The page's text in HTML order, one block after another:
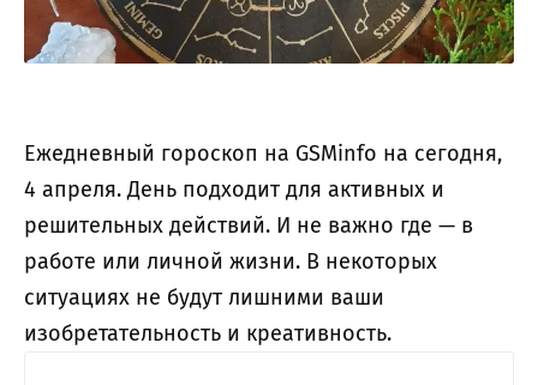
Ежедневный гороскоп на GSMinfo на сегодня,
4 апреля. День подходит для активных и
решительных действий. И не важно где — в
работе или личной жизни. В некоторых
ситуациях не будут лишними ваши
изобретательность и креативность.